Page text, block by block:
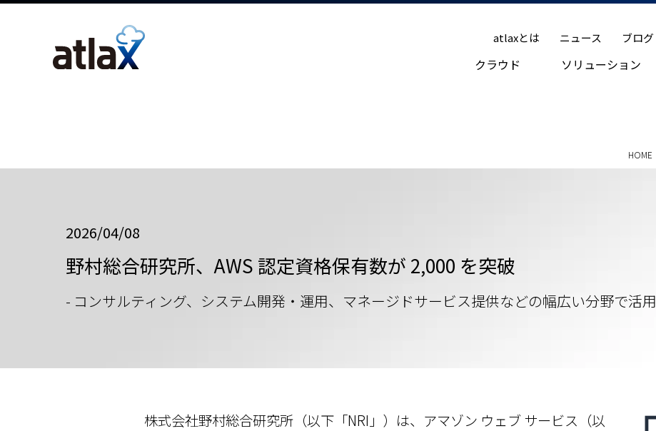
クラウド ソリューション
atlaxとは ニュース ブログ
HOME
2026/04/08
野村総合研究所、AWS 認定資格保有数が 2,000 を突破
- コンサルティング、システム開発・運用、マネージドサービス提供などの幅広い分野で活
株式会社野村総合研究所（以下「NRI」）は、アマゾン ウェブ サービス（以